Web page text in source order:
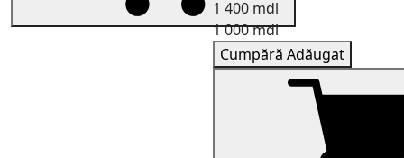
1 400 mdl
1 000 mdl
Cumpără Adăugat